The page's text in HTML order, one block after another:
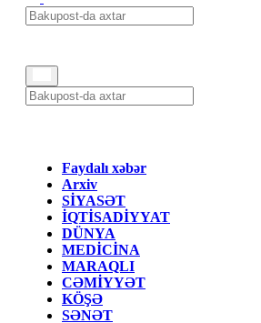
Faydalı xəbər
Arxiv
SİYASƏT
İQTİSADİYYAT
DÜNYA
MEDİCİNA
MARAQLI
CƏMİYYƏT
KÖŞƏ
SƏNƏT